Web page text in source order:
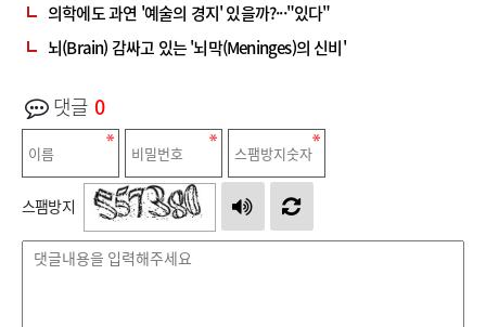
의학에도 과연 '예술의 경지' 있을까?···"있다"
뇌(Brain) 감싸고 있는 '뇌막(Meninges)의 신비'
댓글 0
스팸방지